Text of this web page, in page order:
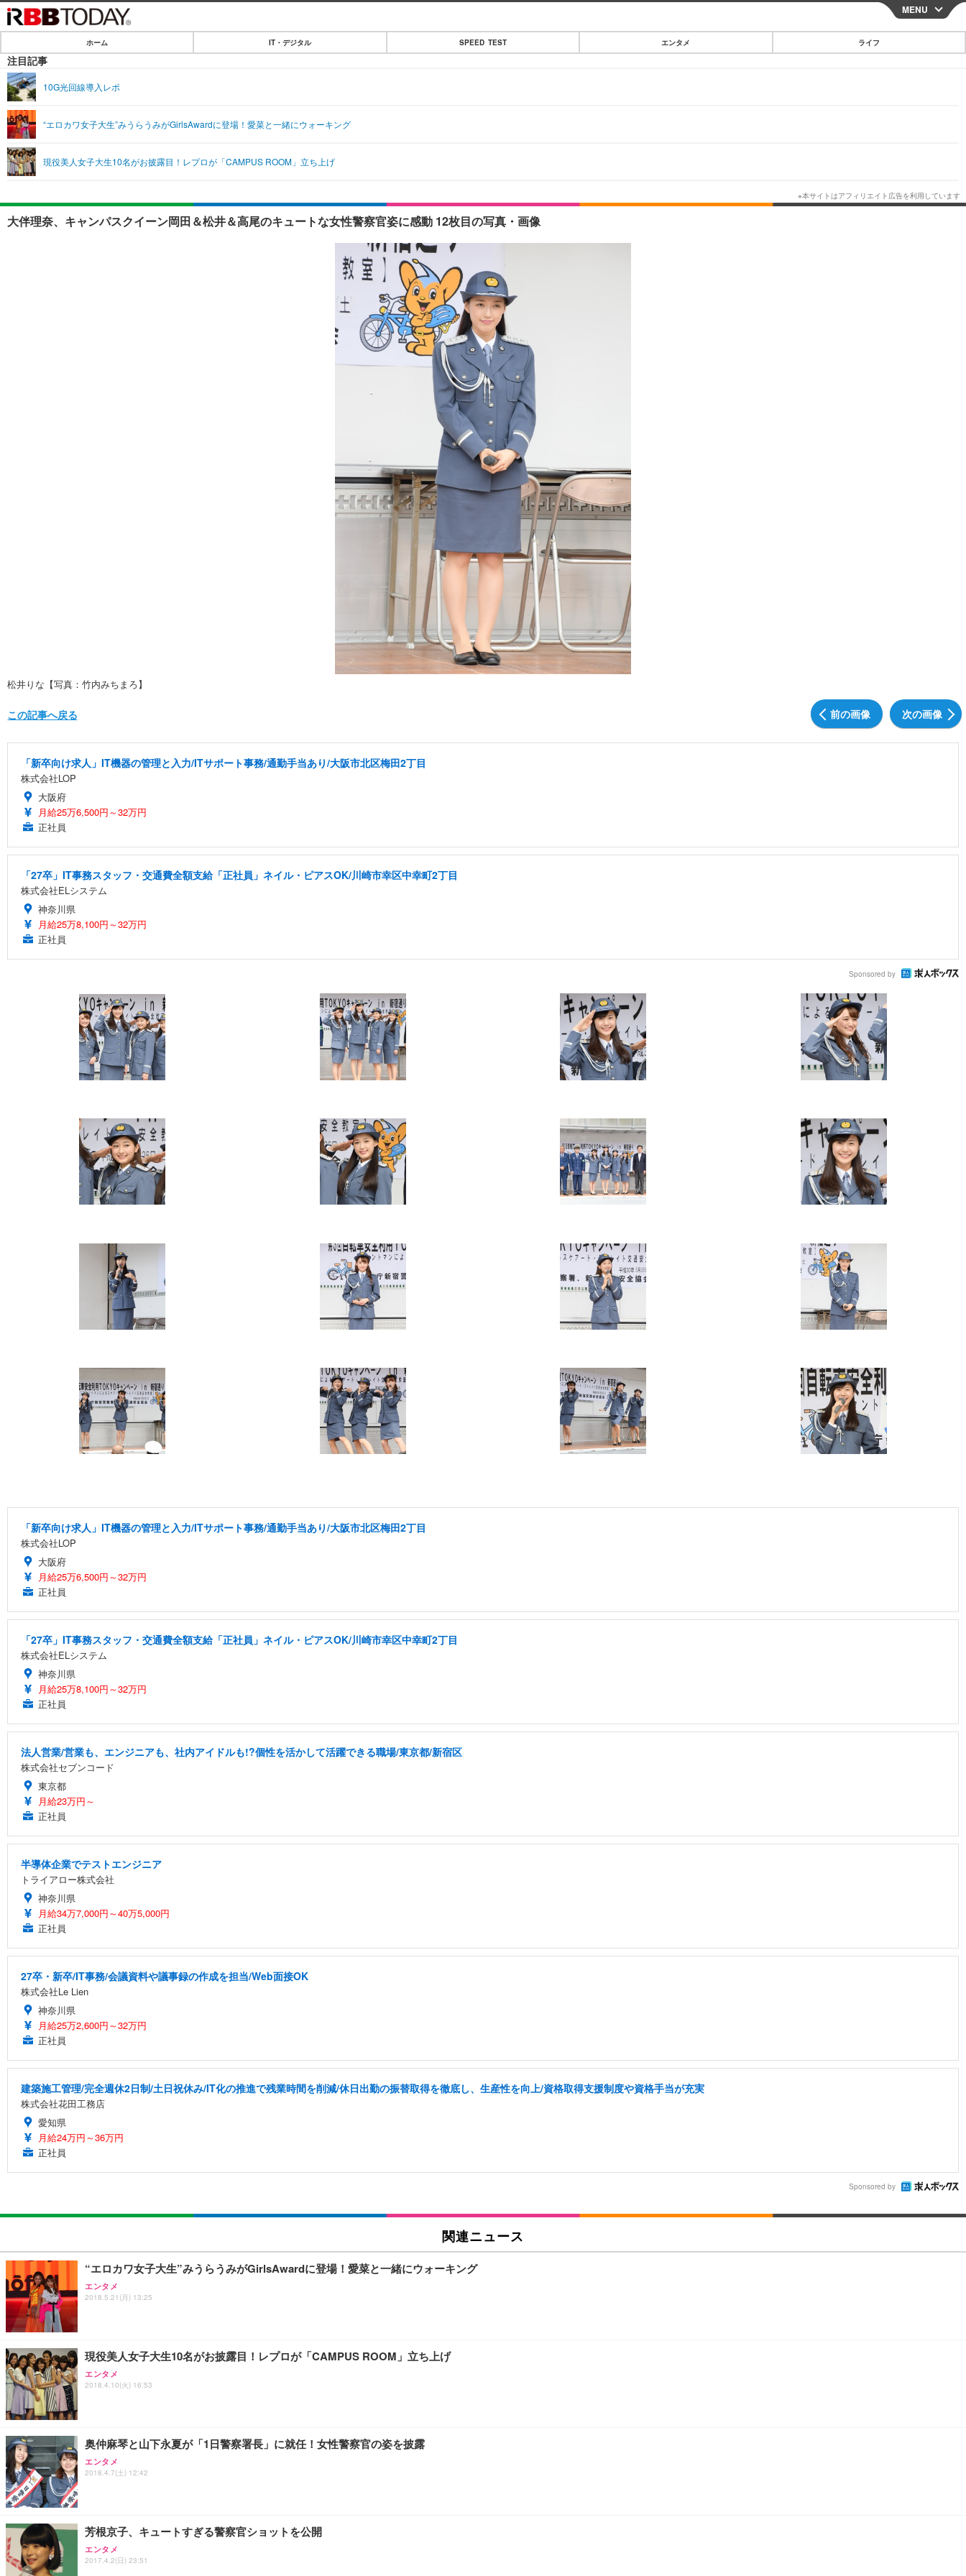
CLOSE
IT・デジタル
ショッピング
SPEED TEST
エンタメ
エンタメTOP
音楽
ライフ
ライフTOP グルメ
ペット
リリース一覧
MENU
ホーム IT・デジタル SPEED TEST エンタメ ライフ
注目記事
10G光回線導入レポ
“エロカワ女子大生”みうらうみがGirlsAwardに登場！愛菜と一緒にウォーキング
現役美人女子大生10名がお披露目！レプロが「CAMPUS ROOM」立ち上げ
大伴理奈、キャンパスクイーン岡田＆松井＆高尾のキュートな女性警察官姿に感動 12枚目の写真・画像
松井りな【写真：竹内みちまろ】
前の画像 次の画像
この記事へ戻る
「新卒向け求人」IT機器の管理と入力/ITサポート事務/通勤手当あり/大阪市北区梅田2丁目
株式会社LOP
大阪府
月給25万6,500円～32万円
正社員
「27卒」IT事務スタッフ・交通費全額支給「正社員」ネイル・ピアスOK/川崎市幸区中幸町2丁目
株式会社ELシステム
神奈川県
月給25万8,100円～32万円
正社員
Sponsored by
「新卒向け求人」IT機器の管理と入力/ITサポート事務/通勤手当あり/大阪市北区梅田2丁目
株式会社LOP
大阪府
月給25万6,500円～32万円
正社員
「27卒」IT事務スタッフ・交通費全額支給「正社員」ネイル・ピアスOK/川崎市幸区中幸町2丁目
株式会社ELシステム
神奈川県
月給25万8,100円～32万円
正社員
法人営業/営業も、エンジニアも、社内アイドルも!?個性を活かして活躍できる職場/東京都/新宿区
株式会社セブンコード
東京都
月給23万円～
正社員
半導体企業でテストエンジニア
トライアロー株式会社
神奈川県
月給34万7,000円～40万5,000円
正社員
27卒・新卒/IT事務/会議資料や議事録の作成を担当/Web面接OK
株式会社Le Lien
神奈川県
月給25万2,600円～32万円
正社員
建築施工管理/完全週休2日制/土日祝休み/IT化の推進で残業時間を削減/休日出勤の振替取得を徹底し、生産性を向上/資格取得支援制度や資格手当が充実
株式会社花田工務店
愛知県
月給24万円～36万円
正社員
Sponsored by
関連ニュース
“エロカワ女子大生”みうらうみがGirlsAwardに登場！愛菜と一緒にウォーキング
エンタメ
2018.5.21(月) 13:25
現役美人女子大生10名がお披露目！レプロが「CAMPUS ROOM」立ち上げ
エンタメ
2018.4.10(火) 16:53
奥仲麻琴と山下永夏が「1日警察署長」に就任！女性警察官の姿を披露
エンタメ
2018.4.7(土) 12:42
芳根京子、キュートすぎる警察官ショットを公開
エンタメ
2017.4.2(日) 23:51